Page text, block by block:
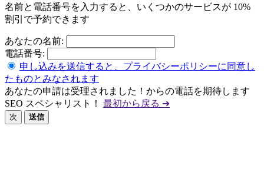
名前と電話番号を入力すると、いくつかのサービスが 10%
割引で予約できます
あなたの名前:
電話番号:
申し込みを送信すると、プライバシーポリシーに同意し
たものとみなされます
あなたの申請は受理されました！からの電話を期待します
SEO スペシャリスト！
最初から戻る ➜
次 送信